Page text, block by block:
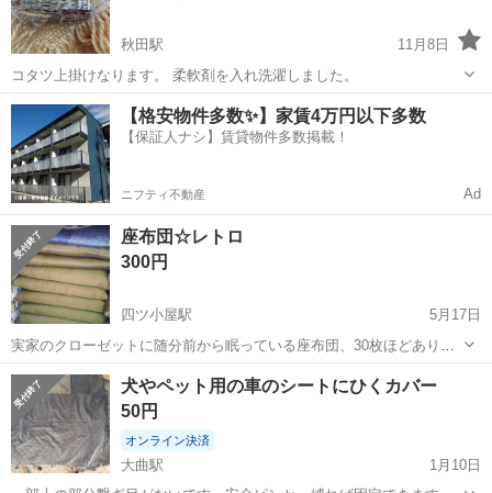
秋田駅
11月8日
コタツ上掛けなります。 柔軟剤を入れ洗濯しました。
秋田 秋田市 秋田駅 ファブリック、カバー コタツ
【格安物件多数✨】家賃4万円以下多数
【保証人ナシ】賃貸物件多数掲載！
ニフティ不動産 Ad
座布団☆レトロ
300円
四ツ小屋駅
5月17日
実家のクローゼットに随分前から眠っている座布団、30枚ほどありま
す。夏用も５枚ほどあるので全てまとめていかがでしょうか？
秋田 秋田市 四ツ小屋駅 ファブリック、カバー
犬やペット用の車のシートにひくカバー
50円
オンライン決済
大曲駅
1月10日